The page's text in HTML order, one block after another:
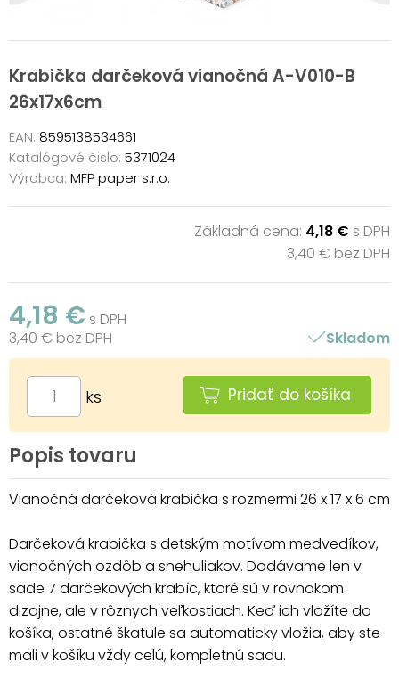
Krabička darčeková vianočná A-V010-B
26x17x6cm
EAN: 8595138534661
Katalógové čislo: 5371024
Výrobca: MFP paper s.r.o.
Základná cena: 4,18 € s DPH
3,40 € bez DPH
4,18 € s DPH
3,40 € bez DPH
Skladom
ks Pridať do košíka
Popis tovaru
Vianočná darčeková krabička s rozmermi 26 x 17 x 6 cm
Darčeková krabička s detským motívom medvedíkov,
vianočných ozdôb a snehuliakov. Dodávame len v
sade 7 darčekových krabíc, ktoré sú v rovnakom
dizajne, ale v rôznych veľkostiach. Keď ich vložíte do
košíka, ostatné škatule sa automaticky vložia, aby ste
mali v košíku vždy celú, kompletnú sadu.